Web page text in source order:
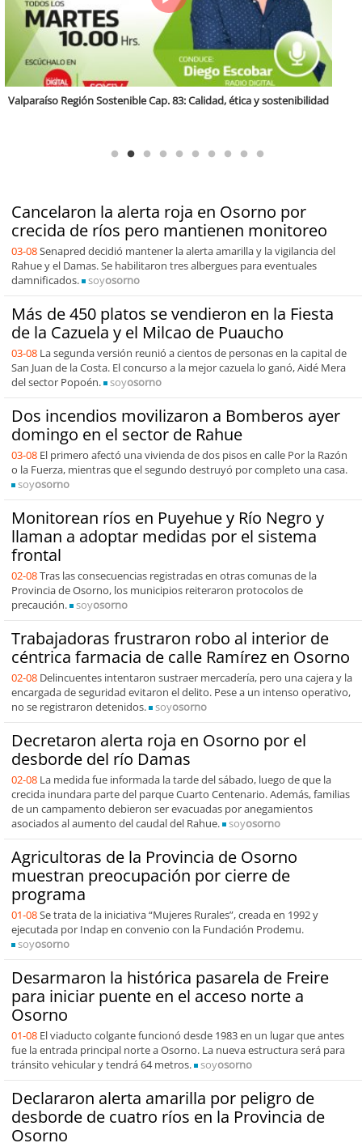
Cancelaron la alerta roja en Osorno por
crecida de ríos pero mantienen monitoreo
03-08Senapred decidió mantener la alerta amarilla y la vigilancia del
Rahue y el Damas. Se habilitaron tres albergues para eventuales
damnificados.
soyosorno
Más de 450 platos se vendieron en la Fiesta
de la Cazuela y el Milcao de Puaucho
03-08 La segunda versión reunió a cientos de personas en la capital de
San Juan de la Costa. El concurso a la mejor cazuela lo ganó, Aidé Mera
del sector Popoén.
soyosorno
Dos incendios movilizaron a Bomberos ayer
domingo en el sector de Rahue
03-08 El primero afectó una vivienda de dos pisos en calle Por la Razón
o la Fuerza, mientras que el segundo destruyó por completo una casa.
soyosorno
Monitorean ríos en Puyehue y Río Negro y
llaman a adoptar medidas por el sistema
frontal
02-08Tras las consecuencias registradas en otras comunas de la
Provincia de Osorno, los municipios reiteraron protocolos de
precaución.
soyosorno
Trabajadoras frustraron robo al interior de
céntrica farmacia de calle Ramírez en Osorno
02-08 Delincuentes intentaron sustraer mercadería, pero una cajera y la
encargada de seguridad evitaron el delito. Pese a un intenso operativo,
no se registraron detenidos.
soyosorno
Decretaron alerta roja en Osorno por el
desborde del río Damas
02-08 La medida fue informada la tarde del sábado, luego de que la
crecida inundara parte del parque Cuarto Centenario. Además, familias
de un campamento debieron ser evacuadas por anegamientos
asociados al aumento del caudal del Rahue.
soyosorno
Agricultoras de la Provincia de Osorno
muestran preocupación por cierre de
programa
01-08Se trata de la iniciativa “Mujeres Rurales”, creada en 1992 y
ejecutada por Indap en convenio con la Fundación Prodemu.
soyosorno
Desarmaron la histórica pasarela de Freire
para iniciar puente en el acceso norte a
Osorno
01-08 El viaducto colgante funcionó desde 1983 en un lugar que antes
fue la entrada principal norte a Osorno. La nueva estructura será para
tránsito vehicular y tendrá 64 metros.
soyosorno
Declararon alerta amarilla por peligro de
desborde de cuatro ríos en la Provincia de
Osorno